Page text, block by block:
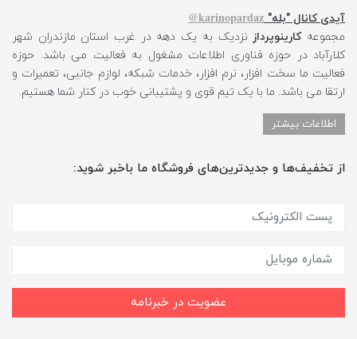
آیدی کانال "بله" karinopardaz@
مجموعهکارینوپرداز نزدیک به یک دهه در غرب استان مازندران شهر
کلارآباد در حوزه فناوری اطلاعات مشغول به فعالیت می باشد. حوزه
فعالیت ما سخت افزار، نرم افزار، خدمات شبکه، لوازم جانبی، تعمیرات و
ارتقا می باشد. ما با یک تیم قوی و پشتیبانی خوب در کنار شما هستیم.
اطلاعات بیشتر
از تخفیف‌ها و جدیدترین‌های فروشگاه ما باخبر شوید:
عضویت در خبرنامه